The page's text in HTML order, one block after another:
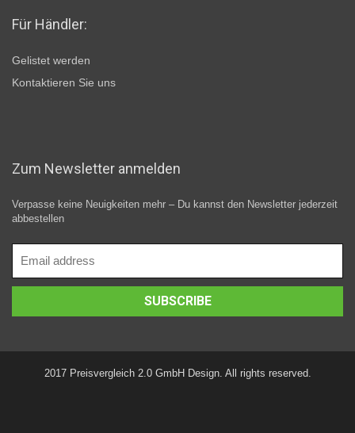
Für Händler:
Gelistet werden
Kontaktieren Sie uns
Zum Newsletter anmelden
Verpasse keine Neuigkeiten mehr – Du kannst den Newsletter jederzeit
abbestellen
2017 Preisvergleich 2.0 GmbH Design. All rights reserved.